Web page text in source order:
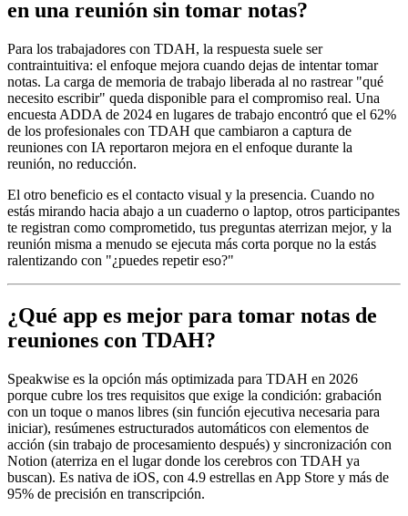
en una reunión sin tomar notas?
Para los trabajadores con TDAH, la respuesta suele ser
contraintuitiva: el enfoque mejora cuando dejas de intentar tomar
notas. La carga de memoria de trabajo liberada al no rastrear "qué
necesito escribir" queda disponible para el compromiso real. Una
encuesta ADDA de 2024 en lugares de trabajo encontró que el 62%
de los profesionales con TDAH que cambiaron a captura de
reuniones con IA reportaron mejora en el enfoque durante la
reunión, no reducción.
El otro beneficio es el contacto visual y la presencia. Cuando no
estás mirando hacia abajo a un cuaderno o laptop, otros participantes
te registran como comprometido, tus preguntas aterrizan mejor, y la
reunión misma a menudo se ejecuta más corta porque no la estás
ralentizando con "¿puedes repetir eso?"
¿Qué app es mejor para tomar notas de
reuniones con TDAH?
Speakwise es la opción más optimizada para TDAH en 2026
porque cubre los tres requisitos que exige la condición: grabación
con un toque o manos libres (sin función ejecutiva necesaria para
iniciar), resúmenes estructurados automáticos con elementos de
acción (sin trabajo de procesamiento después) y sincronización con
Notion (aterriza en el lugar donde los cerebros con TDAH ya
buscan). Es nativa de iOS, con 4.9 estrellas en App Store y más de
95% de precisión en transcripción.